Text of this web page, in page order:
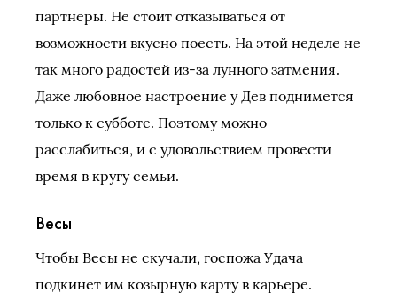
партнеры. Не стоит отказываться от
возможности вкусно поесть. На этой неделе не
так много радостей из-за лунного затмения.
Даже любовное настроение у Дев поднимется
только к субботе. Поэтому можно
расслабиться, и с удовольствием провести
время в кругу семьи.
Весы
Чтобы Весы не скучали, госпожа Удача
подкинет им козырную карту в карьере.